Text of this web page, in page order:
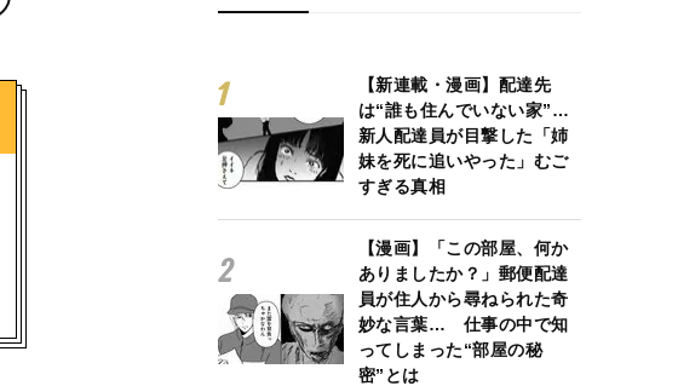
【新連載・漫画】配達先
は“誰も住んでいない家”…
新人配達員が目撃した「姉
妹を死に追いやった」むご
すぎる真相
【漫画】「この部屋、何か
ありましたか？」郵便配達
員が住人から尋ねられた奇
妙な言葉… 仕事の中で知
ってしまった“部屋の秘
密”とは